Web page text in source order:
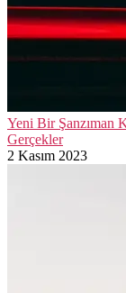
Yeni Bir Şanzıman
Gerçekler
2 Kasım 2023